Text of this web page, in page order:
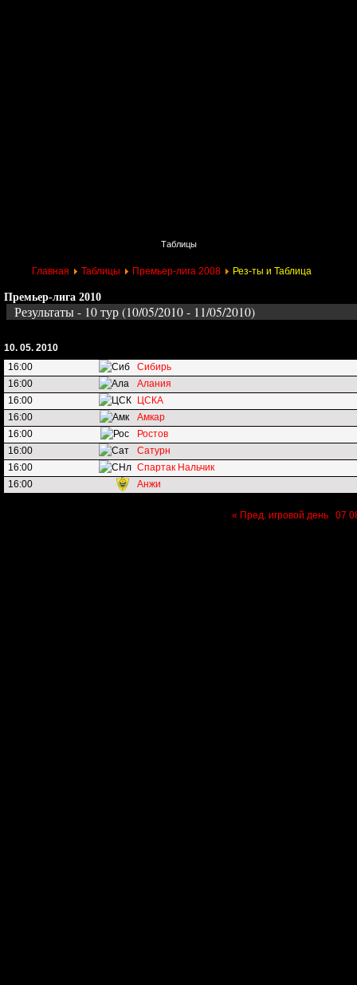
Таблицы
Главная Таблицы Премьер-лига 2008 Рез-ты и Таблица
Премьер-лига 2010
Результаты - 10 тур (10/05/2010 - 11/05/2010)
10. 05. 2010
16:00
Сибирь
16:00
Алания
16:00
ЦСКА
16:00
Амкар
16:00
Ростов
16:00
Сатурн
16:00
Спартак Нальчик
16:00
Анжи
« Пред. игровой день 07